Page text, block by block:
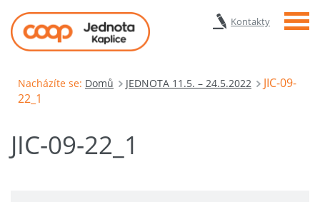
Kontakty Menu
Nacházíte se: Domů JEDNOTA 11.5. – 24.5.2022
JIC-09-
22_1
JIC-09-22_1